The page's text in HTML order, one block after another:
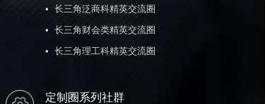
•  长三角泛商科精英交流圈
•  长三角财会类精英交流圈
•  长三角理工科精英交流圈
定制圈系列社群